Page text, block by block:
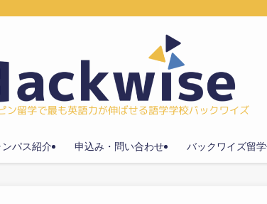
ンパス紹介 申込み・問い合わせ バックワイズ留